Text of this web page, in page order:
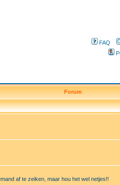
FAQ
Forum
af te zeiken, maar hou het wel netjes!!